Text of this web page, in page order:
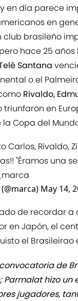
en día parece
en
club brasileño
hace 25
Santana
o el
Rivaldo,
triunfaron en
la Copa del
Carlos, Rivaldo,
!! "Éramos una
May 14,
de recordar
en Japón, el
el Brasileirao
de
Parmalat hizo
jugadores,